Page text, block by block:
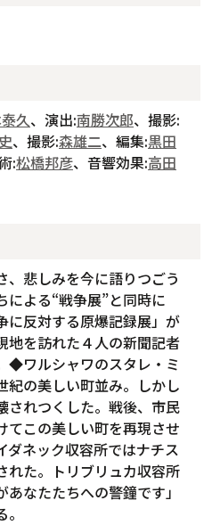
久、演出:南勝次郎、撮影:
、撮影:森雄二、編集:黒田
:松橋邦彦、音響効果:高田
、悲しみを今に語りつごう
による“戦争展”と同時に
に反対する原爆記録展」が
地を訪れた４人の新聞記者
◆ワルシャワのスタレ・ミ
紀の美しい町並み。しかし
されつくした。戦後、市民
てこの美しい町を再現させ
ダネック収容所ではナチス
れた。トリブリュカ収容所
なたたちへの警鐘です」